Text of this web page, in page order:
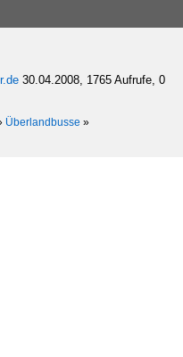
30.04.2008, 1765 Aufrufe, 0
Überlandbusse »